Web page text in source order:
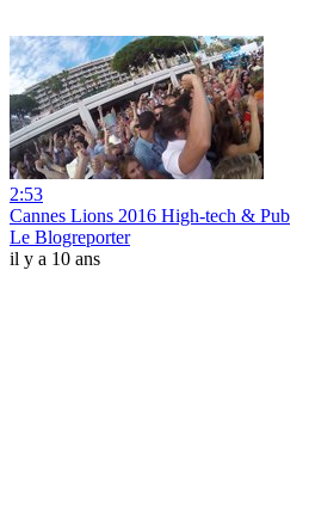
2:53
Cannes Lions 2016 High-tech & Pub
Le Blogreporter
il y a 10 ans